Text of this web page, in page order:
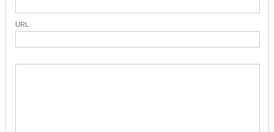
URL